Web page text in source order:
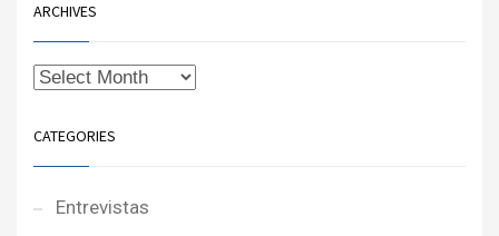
ARCHIVES
CATEGORIES
Entrevistas